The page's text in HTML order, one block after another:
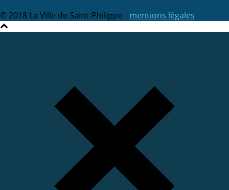
© 2018 La Ville de Saint-Philippe - mentions légales